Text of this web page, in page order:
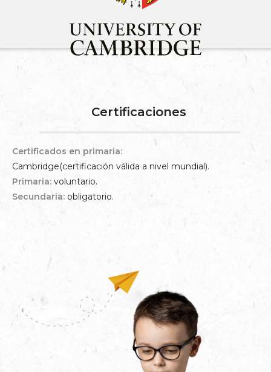
Certificaciones
Certificados en primaria:
Cambridge(certificación válida a nivel mundial).
Primaria: voluntario.
Secundaria: obligatorio.